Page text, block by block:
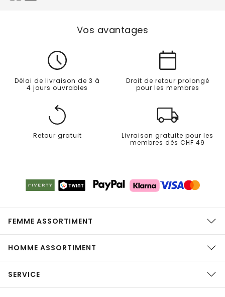
Vos avantages
Délai de livraison de 3 à
4 jours ouvrables
Droit de retour prolongé
pour les membres
Retour gratuit
Livraison gratuite pour les
membres dès CHF 49
FEMME ASSORTIMENT
HOMME ASSORTIMENT
SERVICE